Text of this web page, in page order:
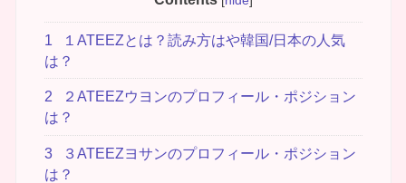
1
１ATEEZとは？読み方はや韓国/日本の人気
は？
2
２ATEEZウヨンのプロフィール・ポジション
は？
3
３ATEEZヨサンのプロフィール・ポジション
は？